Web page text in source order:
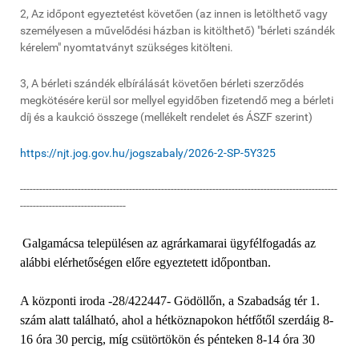
2, Az időpont egyeztetést követően (az innen is letölthető vagy
személyesen a művelődési házban is kitölthető) "bérleti szándék
kérelem" nyomtatványt szükséges kitölteni.
3, A bérleti szándék elbírálását követően bérleti szerződés
megkötésére kerül sor mellyel egyidőben fizetendő meg a bérleti
díj és a kaukció összege (mellékelt rendelet és ÁSZF szerint)
https://njt.jog.gov.hu/jogszabaly/2026-2-SP-5Y325
---------------------------------------------------------------------------------------------------
---------------------------------
Galgamácsa településen az agrárkamarai ügyfélfogadás az
alábbi elérhetőségen előre egyeztetett időpontban.
A központi iroda -28/422447- Gödöllőn, a Szabadság tér 1.
szám alatt található, ahol a hétköznapokon hétfőtől szerdáig 8-
16 óra 30 percig, míg csütörtökön és pénteken 8-14 óra 30